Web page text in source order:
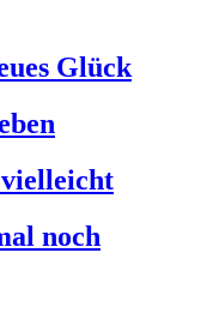
Glück
noch